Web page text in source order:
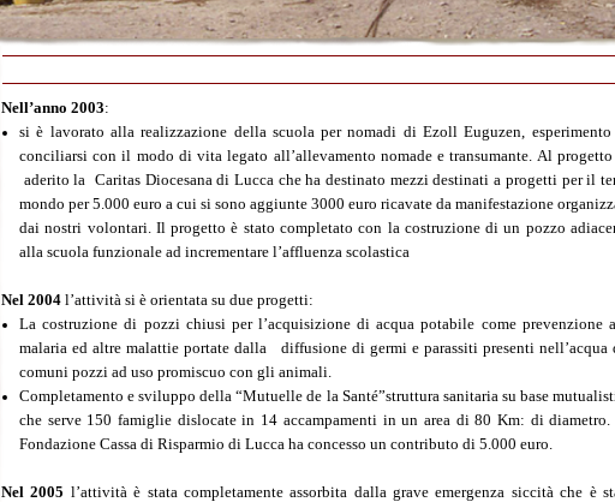
Nell’anno 2003:
si è lavorato alla realizzazione della scuola per nomadi di Ezoll Euguzen, esperimento
conciliarsi con il modo di vita legato all’allevamento nomade e transumante. Al progetto
aderito la Caritas Diocesana di Lucca che ha destinato mezzi destinati a progetti per il
mondo per 5.000 euro a cui si sono aggiunte 3000 euro ricavate da manifestazione
dai nostri volontari. Il progetto è stato completato con la costruzione di un pozzo
alla scuola funzionale ad incrementare l’affluenza scolastica
Nel 2004 l’attività si è orientata su due progetti:
La costruzione di pozzi chiusi per l’acquisizione di acqua potabile come prevenzione
malaria ed altre malattie portate dalla diffusione di germi e parassiti presenti nell’acqua
comuni pozzi ad uso promiscuo con gli animali.
Completamento e sviluppo della “Mutuelle de la Santé”struttura sanitaria su base
che serve 150 famiglie dislocate in 14 accampamenti in un area di 80 Km: di diametro.
Fondazione Cassa di Risparmio di Lucca ha concesso un contributo di 5.000 euro.
Nel 2005 l’attività è stata completamente assorbita dalla grave emergenza siccità che è